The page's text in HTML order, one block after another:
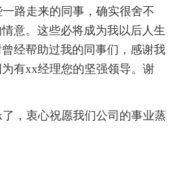
走来的同事，确实很舍不
意。这些必将成为我以后人生
经帮助过我的同事们，感谢我
有xx经理您的坚强领导。谢
衷心祝愿我们公司的事业蒸